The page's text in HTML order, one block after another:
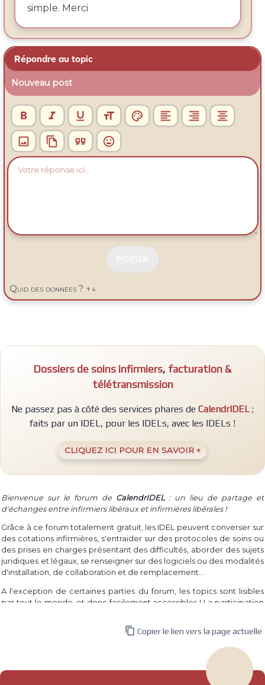
simple. Merci
Répondre au topic
Nouveau post
      


  
P
A
M
Quid des données ? ↑↓
Dossiers de soins infirmiers, facturation &
télétransmission
Ne passez pas à côté des services phares de CalendrIDEL ;
faits par un IDEL, pour les IDELs, avec les IDELs !
CLIQUEZ ICI POUR EN SAVOIR +
Bienvenue sur le forum de CalendrIDEL: un lieu de partage et
d'échanges entre infirmiers libéraux et infirmières libérales !
Grâce à ce forum totalement gratuit, les IDEL peuvent converser sur
des cotations infirmières, s'entraider sur des protocoles de soins ou
des prises en charges présentant des difficultés, aborder des sujets
juridiques et légaux, se renseigner sur des logiciels ou des modalités
d'installation, de collaboration et de remplacement...
A l'exception de certaines parties du forum, les topics sont lisibles
par tout le monde, et donc facilement accessibles ! La participation
est également totalement gratuite.
tout le monde est libre de participer et d'apporter son expérience
 Copier le lien vers la page actuelle